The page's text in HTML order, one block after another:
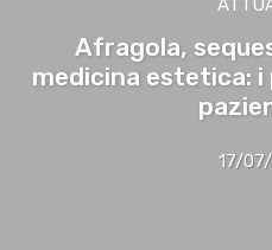
Afragola,
medicina estetica:
17/